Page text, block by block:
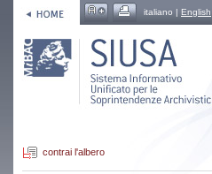
italiano | English
contrai l'albero